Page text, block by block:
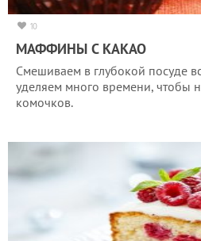
10
МАФФИНЫ С КАКАО
Смешиваем в глубокой посуде
уделяем много времени, чтобы
комочков.